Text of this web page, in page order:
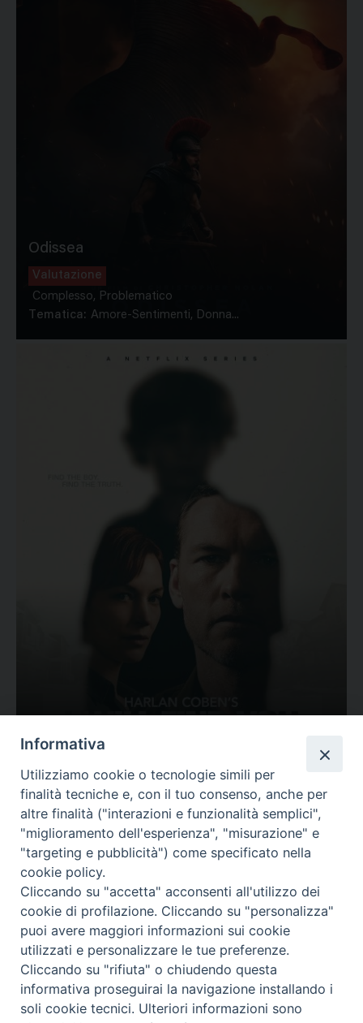
Odissea
Valutazione
Complesso, Problematico
Tematica: Amore-Sentimenti, Donna...
Valutazione
Complesso, Problematico
Tematica: Amore-Sentimenti, Carcere...
Contatti & Info
C.ne Aurelia, 50 – 00165 Roma
Informativa
Utilizziamo cookie o tecnologie simili per
finalità tecniche e, con il tuo consenso, anche per
altre finalità ("interazioni e funzionalità semplici",
"miglioramento dell'esperienza", "misurazione" e
"targeting e pubblicità") come specificato nella
cookie policy.
Cliccando su "accetta" acconsenti all'utilizzo dei
cookie di profilazione. Cliccando su "personalizza"
puoi avere maggiori informazioni sui cookie
utilizzati e personalizzare le tue preferenze.
Cliccando su "rifiuta" o chiudendo questa
informativa proseguirai la navigazione installando i
soli cookie tecnici. Ulteriori informazioni sono